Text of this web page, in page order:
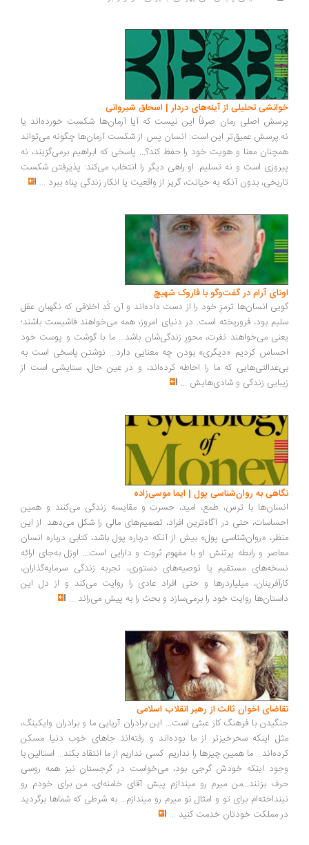
خوانشی تحلیلی از آینه‌های دردار | اسحاق شیروانی
پرسش اصلی رمان صرفاً این نیست که آیا آرمان‌ها شکست خورده‌اند یا
نه.پرسش عمیق‌تر این است: انسان پس از شکست آرمان‌ها چگونه می‌تواند
همچنان معنا و هویت خود را حفظ کند؟... پاسخی که ابراهیم برمی‌گزیند، نه
پیروزی است و نه تسلیم. او راهی دیگر را انتخاب می‌کند: پذیرفتن شکست
تاریخی، بدون آنکه به خیانت، گریز از واقعیت یا انکار زندگی پناه ببرد ...
اونای آرام در گفت‌وگو با فاروک شهیچ‭
گویی انسان‌ها ترمزِ خود را از دست داده‌اند و آن کُدِ اخلاقی که نگهبان عقل
سلیم بود، فروریخته است. در دنیای امروز، همه می‌خواهند فاشیست باشند؛
یعنی می‌خواهند نفرت، محورِ زندگی‌شان باشد... ما با گوشت و پوست خود
احساس کردیم «دیگری» بودن چه معنایی دارد... نوشتن پاسخی است به
بی‌عدالتی‌هایی که ما را احاطه کرده‌اند، و در عین حال، ستایشی است از
زیبایی زندگی و شادی‌هایش ...
نگاهی به روان‌شناسی پول | ایما موسی‌زاده
انسان‌ها با ترس، طمع، امید، حسرت و مقایسه زندگی می‌کنند و همین
احساسات، حتی در آگاه‌ترین افراد، تصمیم‌های مالی را شکل می‌دهد. از این
منظر، «روان‌شناسی پول» بیش از آنکه درباره پول باشد، کتابی درباره انسان
معاصر و رابطه پرتنش او با مفهوم ثروت و دارایی است... اوزل به‌جای ارائه
نسخه‌های مستقیم یا توصیه‌های دستوری، تجربه زندگی سرمایه‌گذاران،
کارآفرینان، میلیاردرها و حتی افراد عادی را روایت می‌کند و از دل این
داستان‌ها روایت خود را برمی‌سازد و بحث را به پیش می‌راند ...
تقاضای اخوان ثالث از رهبر انقلاب اسلامی
جنگیدن با فرهنگ کار عبثی است... این برادران آریایی ما و برادران وایکینگ،
مثل اینکه سحرخیزتر از ما بوده‌اند و رفته‌اند جاهای خوب دنیا مسکن
کرده‌اند... ما همین چیزها را نداریم. کسی نداریم از ما انتقاد بکند... استالین با
وجود اینکه خودش گرجی بود، می‌خواست در گرجستان نیز همه روسی
حرف بزنند...من میرم رو میندازم پیش آقای خامنه‌ای، من برای خودم رو
نینداخته‌ام برای تو و امثال تو میرم رو میندازم... به شرطی که شماها برگردید
در مملکت خودتان خدمت کنید ...